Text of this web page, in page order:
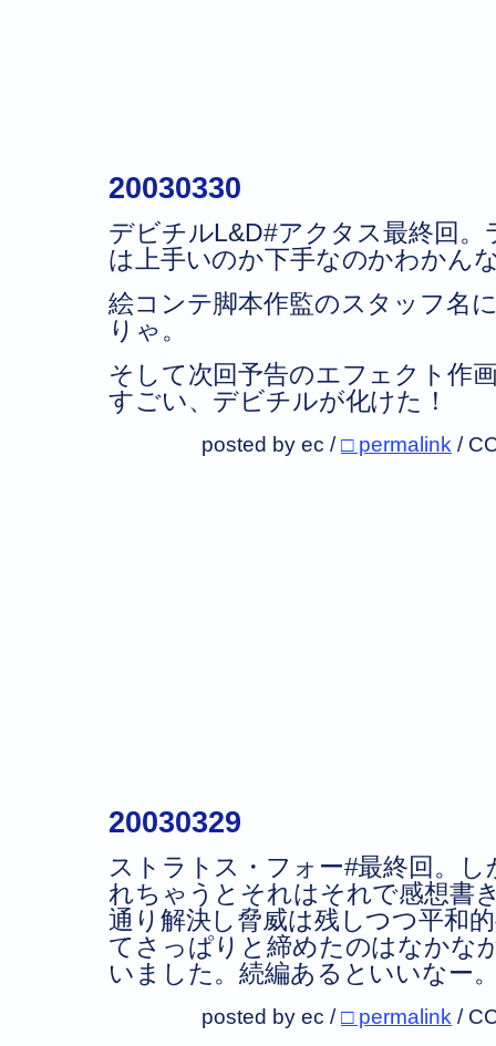
20030330
デビチルL&D#アクタス最終回
は上手いのか下手なのかわかん
絵コンテ脚本作監のスタッフ名
りゃ。
そして次回予告のエフェクト作
すごい、デビチルが化けた！
posted by ec /□ permalink /
20030329
ストラトス・フォー#最終回。
れちゃうとそれはそれで感想書
通り解決し脅威は残しつつ平和
てさっぱりと締めたのはなかな
いました。続編あるといいなー
posted by ec /□ permalink /